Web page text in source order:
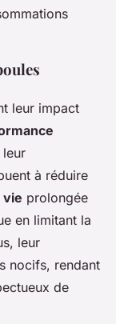
leur impact
leur
à réduire
vie prolongée
en limitant la
leur
nocifs, rendant
de